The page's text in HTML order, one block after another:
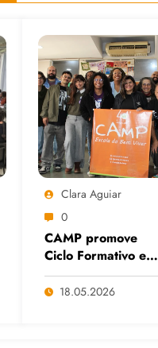
Clara Aguiar
0
CAMP promove
Ciclo Formativo em
Cuidados Digitais
diante do avanço
18.05.2026